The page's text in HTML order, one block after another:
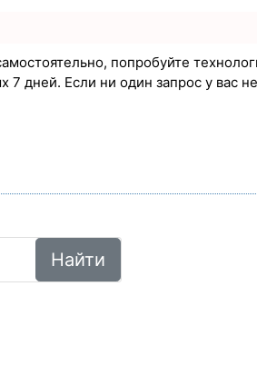
попробуйте
дней. Если ни один запрос у вас
Найти